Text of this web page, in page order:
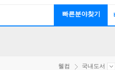
빠른분야찾기
웰컴 국내도서